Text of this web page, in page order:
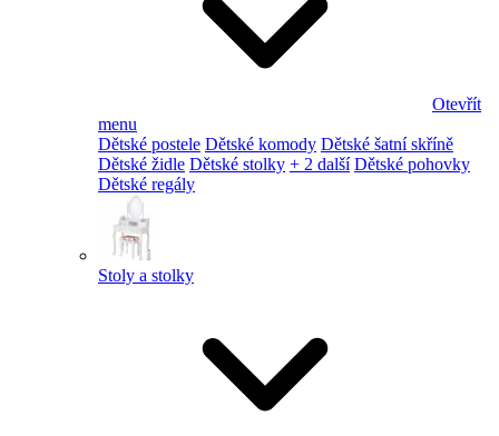
Otevřít
menu
Dětské postele Dětské komody Dětské šatní skříně
Dětské židle Dětské stolky + 2 další Dětské pohovky
Dětské regály
Stoly a stolky